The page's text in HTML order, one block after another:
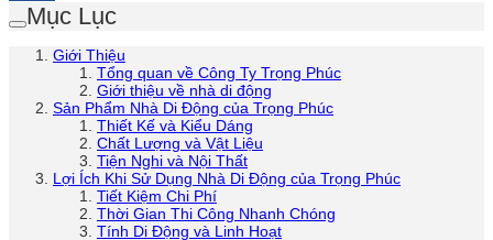
Mục Lục
Giới Thiệu
Tổng quan về Công Ty Trọng Phúc
Giới thiệu về nhà di động
Sản Phẩm Nhà Di Động của Trọng Phúc
Thiết Kế và Kiểu Dáng
Chất Lượng và Vật Liệu
Tiện Nghi và Nội Thất
Lợi Ích Khi Sử Dụng Nhà Di Động của Trọng Phúc
Tiết Kiệm Chi Phí
Thời Gian Thi Công Nhanh Chóng
Tính Di Động và Linh Hoạt